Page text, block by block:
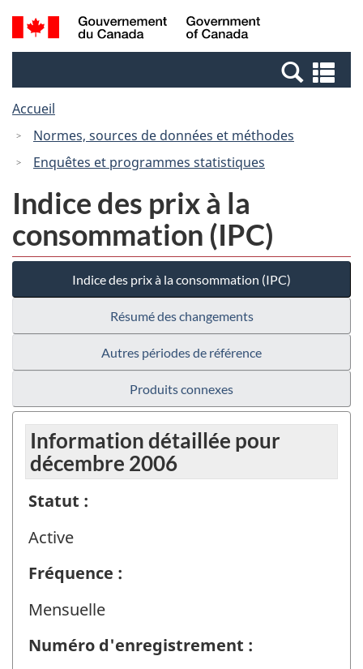
Passer
au
Passer
à
Canada
Recherche
et
et
Accueil
Normes, sources de données et méthodes
Enquêtes et programmes statistiques
Indice des prix à la
consommation (IPC)
Indice des prix à la consommation (IPC)
Résumé des changements
Autres périodes de référence
Produits connexes
Information détaillée pour
décembre 2006
Statut :
Active
Fréquence :
Mensuelle
Numéro d'enregistrement :